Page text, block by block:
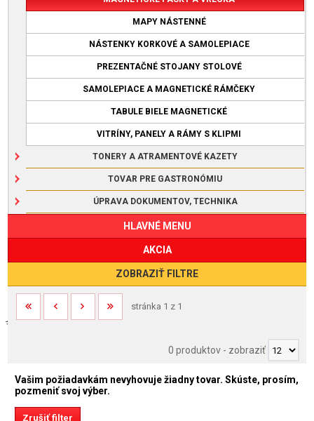
MAPY NÁSTENNÉ
NÁSTENKY KORKOVÉ A SAMOLEPIACE
PREZENTAČNÉ STOJANY STOLOVÉ
SAMOLEPIACE A MAGNETICKÉ RÁMČEKY
TABULE BIELE MAGNETICKÉ
VITRÍNY, PANELY A RÁMY S KLIPMI
TONERY A ATRAMENTOVÉ KAZETY
TOVAR PRE GASTRONÓMIU
ÚPRAVA DOKUMENTOV, TECHNIKA
HLAVNÉ MENU
AKCIA
ZOBRAZIŤ FILTRE
stránka 1 z 1
0 produktov- zobraziť
Vašim požiadavkám nevyhovuje žiadny tovar. Skúste, prosím,
pozmeniť svoj výber.